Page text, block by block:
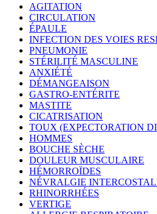
AGITATION
CIRCULATION
ÉPAULE
INFECTION DES VOIES
PNEUMONIE
STÉRILITÉ MASCULINE
ANXIÉTÉ
DÉMANGEAISON
GASTRO-ENTÉRITE
MASTITE
CICATRISATION
TOUX (EXPECTORATION
HOMMES
BOUCHE SÈCHE
DOULEUR MUSCULAIRE
HÉMORROÏDES
NÉVRALGIE
RHINORRHÉES
VERTIGE